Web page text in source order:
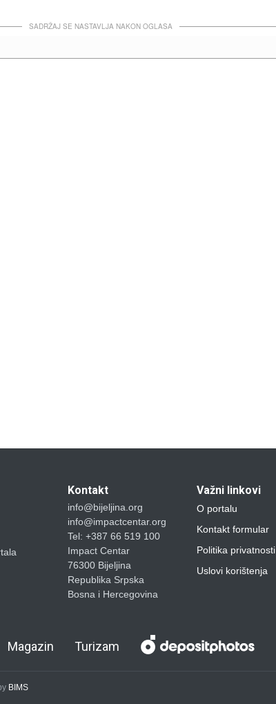
SADRŽAJ SE NASTAVLJA NAKON OGLASA
Kontakt
info@bijeljina.org
info@impactcentar.org
Tel: +387 66 519 100
Impact Centar
76300 Bijeljina
Republika Srpska
Bosna i Hercegovina
Važni linkovi
O portalu
Kontakt formular
Politika privatnosti
Uslovi korištenja
Magazin Turizam
BIMS